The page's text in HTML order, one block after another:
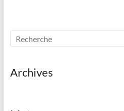
Archives